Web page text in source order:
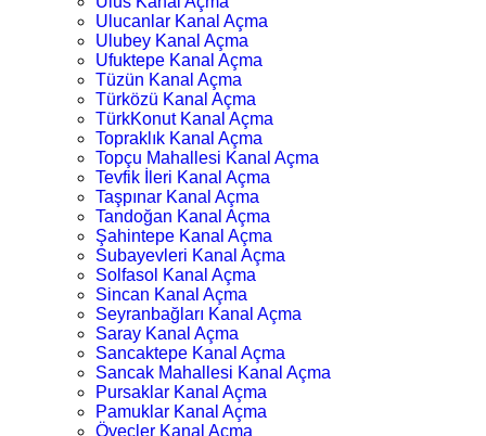
Ulucanlar Kanal Açma
Ulubey Kanal Açma
Ufuktepe Kanal Açma
Tüzün Kanal Açma
Türközü Kanal Açma
TürkKonut Kanal Açma
Topraklık Kanal Açma
Topçu Mahallesi Kanal Açma
Tevfik İleri Kanal Açma
Taşpınar Kanal Açma
Tandoğan Kanal Açma
Şahintepe Kanal Açma
Subayevleri Kanal Açma
Solfasol Kanal Açma
Sincan Kanal Açma
Seyranbağları Kanal Açma
Saray Kanal Açma
Sancaktepe Kanal Açma
Sancak Mahallesi Kanal Açma
Pursaklar Kanal Açma
Pamuklar Kanal Açma
Öveçler Kanal Açma